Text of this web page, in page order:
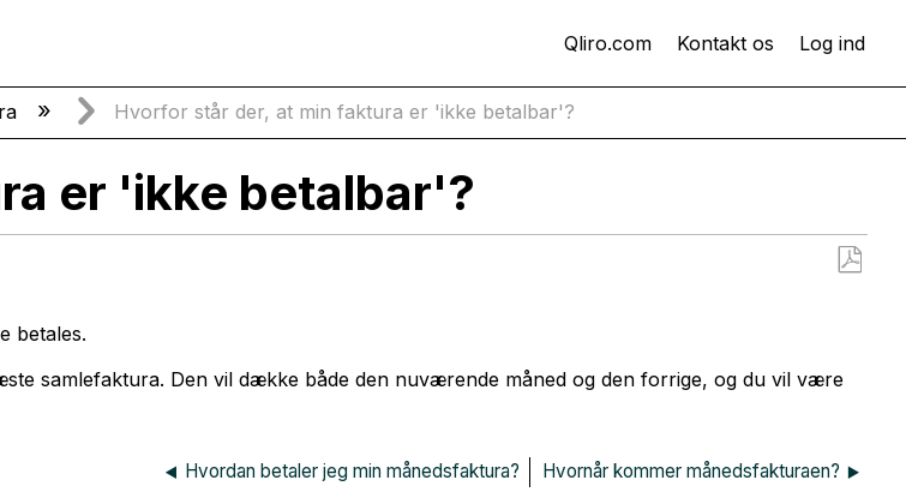
Qliro.com Kontakt os Log ind
Hvorfor står der, at min faktura er 'ikke betalbar'?
er 'ikke betalbar'?
betales.
samlefaktura. Den vil dække både den nuværende måned og den forrige, og du vil være
Hvordan betaler jeg min månedsfaktura? Hvornår kommer månedsfakturaen?